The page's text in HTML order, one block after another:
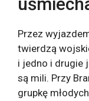
Przez
twierdzą
i jedno i drugie
są mili. Przy
grupkę